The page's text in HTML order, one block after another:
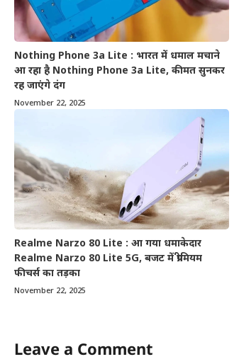
Nothing Phone 3a Lite : भारत में धमाल मचाने
आ रहा है Nothing Phone 3a Lite, कीमत सुनकर
रह जाएंगे दंग
November 22, 2025
Realme Narzo 80 Lite : आ गया धमाकेदार
Realme Narzo 80 Lite 5G, बजट में प्रीमियम
फीचर्स का तड़का
November 22, 2025
Leave a Comment